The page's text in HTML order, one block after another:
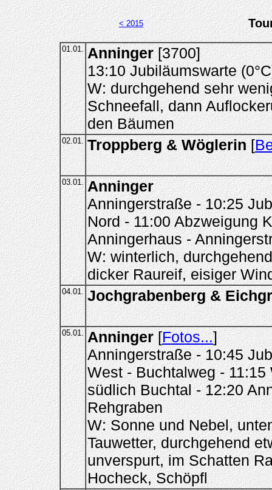
< 2015
01.01. Anninger[3700]
13:10 Jubiläumswarte
W: durchgehend sehr
Schneefall, dann
den Bäumen
02.01. Troppberg & Wöglerin[
03.01. Anninger
Anningerstraße - 10:25
Nord - 11:00 Abzweigung
Anningerhaus -
W: winterlich,
dicker Raureif, eisiger
04.01. Jochgrabenberg &
05.01. Anninger[Fotos...]
Anningerstraße - 10:45
West - Buchtalweg -
südlich Buchtal - 12:20
Rehgraben
W: Sonne und Nebel,
Tauwetter, durchgehend
unverspurt, im Schatten
Hocheck, Schöpfl